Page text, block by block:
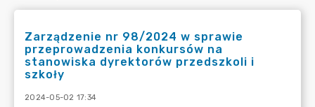
Zarządzenie nr 98/2024 w sprawie
przeprowadzenia konkursów na
stanowiska dyrektorów przedszkoli i
szkoły
2024-05-02 17:34